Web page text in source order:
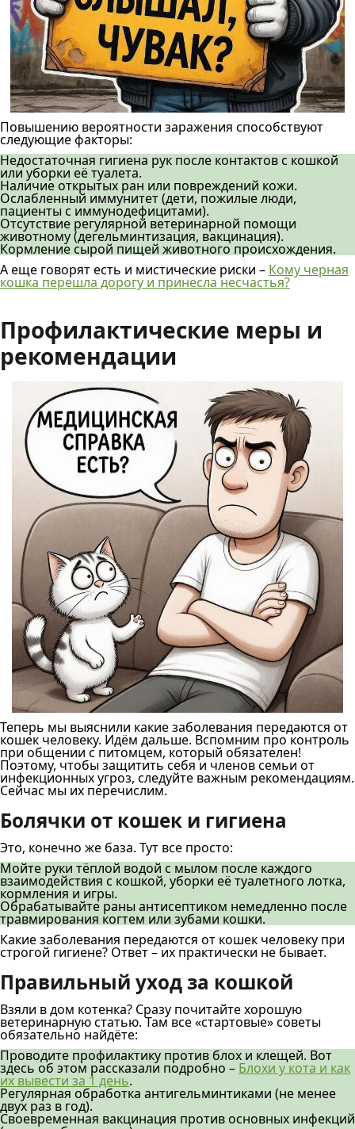
Повышению вероятности заражения способствуют
следующие факторы:
Недостаточная гигиена рук после контактов с кошкой
или уборки её туалета.
Наличие открытых ран или повреждений кожи.
Ослабленный иммунитет (дети, пожилые люди,
пациенты с иммунодефицитами).
Отсутствие регулярной ветеринарной помощи
животному (дегельминтизация, вакцинация).
Кормление сырой пищей животного происхождения.
А еще говорят есть и мистические риски – Кому черная
кошка перешла дорогу и принесла несчастья?
Профилактические меры и
рекомендации
Теперь мы выяснили какие заболевания передаются от
кошек человеку. Идём дальше. Вспомним про контроль
при общении с питомцем, который обязателен!
Поэтому, чтобы защитить себя и членов семьи от
инфекционных угроз, следуйте важным рекомендациям.
Сейчас мы их перечислим.
Болячки от кошек и гигиена
Это, конечно же база. Тут все просто:
Мойте руки тёплой водой с мылом после каждого
взаимодействия с кошкой, уборки её туалетного лотка,
кормления и игры.
Обрабатывайте раны антисептиком немедленно после
травмирования когтем или зубами кошки.
Какие заболевания передаются от кошек человеку при
строгой гигиене? Ответ – их практически не бывает.
Правильный уход за кошкой
Взяли в дом котенка? Сразу почитайте хорошую
ветеринарную статью. Там все «стартовые» советы
обязательно найдёте:
Проводите профилактику против блох и клещей. Вот
здесь об этом рассказали подробно – Блохи у кота и как
их вывести за 1 день.
Регулярная обработка антигельминтиками (не менее
двух раз в год).
Своевременная вакцинация против основных инфекций